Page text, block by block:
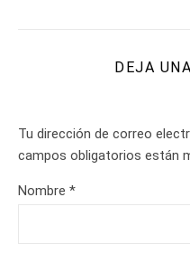
DEJA
Tu dirección de correo
campos obligatorios están
Nombre *